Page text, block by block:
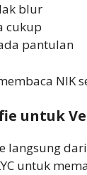
blur
cukup
pantulan
NIK
untuk
langsung
untuk